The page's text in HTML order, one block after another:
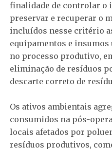
finalidade de controlar o
preservar e recuperar o
incluídos nesse critério
equipamentos e
no processo produtivo,
eliminação de resíduos
descarte correto de
Os ativos ambientais
consumidos na pós-
locais afetados por
resíduos produtivos,